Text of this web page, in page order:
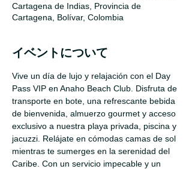
Cartagena de Indias, Provincia de
Cartagena, Bolívar, Colombia
イベントについて
Vive un día de lujo y relajación con el Day
Pass VIP en Anaho Beach Club. Disfruta de
transporte en bote, una refrescante bebida
de bienvenida, almuerzo gourmet y acceso
exclusivo a nuestra playa privada, piscina y
jacuzzi. Relájate en cómodas camas de sol
mientras te sumerges en la serenidad del
Caribe. Con un servicio impecable y un